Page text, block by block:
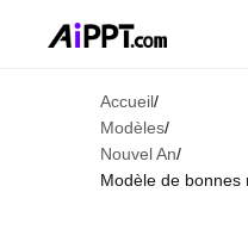
Accueil/
Modèles/
Nouvel An/
Modèle de bonnes